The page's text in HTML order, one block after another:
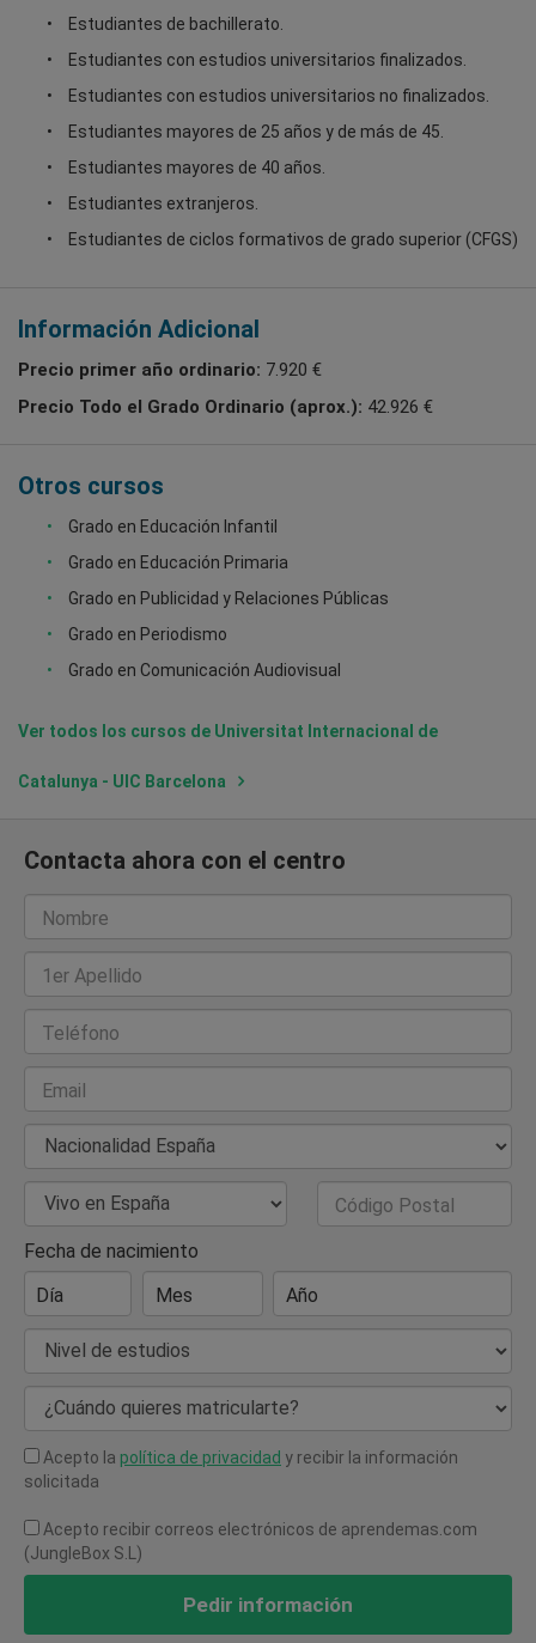
Estudiantes de bachillerato.
Estudiantes con estudios universitarios finalizados.
Estudiantes con estudios universitarios no finalizados.
Estudiantes mayores de 25 años y de más de 45.
Estudiantes mayores de 40 años.
Estudiantes extranjeros.
Estudiantes de ciclos formativos de grado superior (CFGS)
Información Adicional
Precio primer año ordinario: 7.920 €
Precio Todo el Grado Ordinario (aprox.): 42.926 €
Otros cursos
Grado en Educación Infantil
Grado en Educación Primaria
Grado en Publicidad y Relaciones Públicas
Grado en Periodismo
Grado en Comunicación Audiovisual
Ver todos los cursos de Universitat Internacional de
Catalunya - UIC Barcelona
Contacta ahora con el centro
Nombre
1er Apellido
Teléfono
Email
Nacionalidad
País de Residencia
Código Postal
Fecha de nacimiento
Día
Mes Año
Nivel de estudios
¿Cuándo quieres matricularte?
Acepto la política de privacidad y recibir la información
solicitada
Acepto recibir correos electrónicos de aprendemas.com
(JungleBox S.L)
Pedir información